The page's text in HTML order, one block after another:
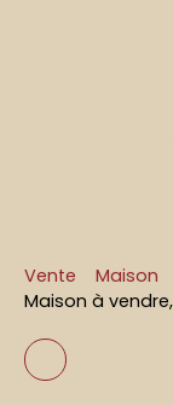
Vente Maison
Maison à